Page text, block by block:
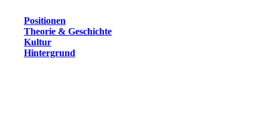
Positionen
Theorie & Geschichte
Kultur
Hintergrund